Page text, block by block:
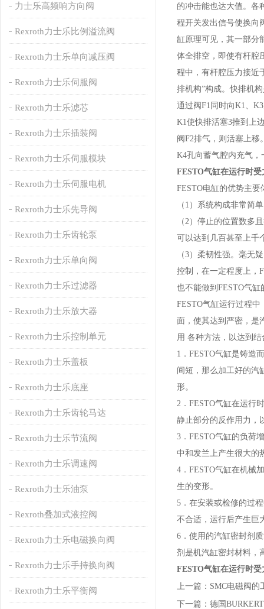
力士乐高频响方向阀
Rexroth力士乐比例溢流阀
Rexroth力士乐单向减压阀
Rexroth力士乐伺服阀
Rexroth力士乐滤芯
Rexroth力士乐插装阀
Rexroth力士乐伺服模块
Rexroth力士乐伺服电机
Rexroth力士乐先导阀
Rexroth力士乐齿轮泵
Rexroth力士乐单向阀
Rexroth力士乐过滤器
Rexroth力士乐放大器
Rexroth力士乐控制单元
Rexroth力士乐盖板
Rexroth力士乐底座
Rexroth力士乐齿轮马达
Rexroth力士乐节流阀
Rexroth力士乐调速阀
Rexroth力士乐油泵
Rexroth叠加式液控阀
Rexroth力士乐电磁换向阀
Rexroth力士乐手持换向阀
Rexroth力士乐平衡阀
的冲击能也达大值。各
程开关发出信号使换向
缸原理可见，其一部分
体全排空，即使有杆腔
程中，有杆腔压力接近
排机构”构成。快排机
通过阀F1同时向K1、
K1使快排活塞3推到上
阀F2排气，则活塞上移
K4孔向蓄气腔内充气
FESTO气缸在运行时
FESTO电缸的优势主
（1）系统构成非常简
（2）停止的位置数多
可以达到几百甚至上千
（3）柔韧性强。毫无
控制，在一定程度上，
也不能做到FESTO气
FESTO气缸运行过程
面，使其达到严密，是
用 各种方法，以达到
1．FESTO气缸是铸造
间短，那么加工好的汽
形。
2．FESTO气缸在运行
静止部分的反作用力，
3．FESTO气缸的负荷
中和发兰上产生很大的
4．FESTO气缸在机械
生的变形。
5．在安装或检修的过
不合适，运行后产生巨
6．使用的汽缸密封剂
剂是机汽缸密封材料，
FESTO气缸在运行时
上一篇： SMC电磁阀的
下一篇： 德国